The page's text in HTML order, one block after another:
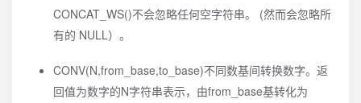
CONCAT_WS()不会忽略任何空字符串。 (然而会忽略所
有的 NULL）。
CONV(N,from_base,to_base)不同数基间转换数字。返
回值为数字的N字符串表示，由from_base基转化为